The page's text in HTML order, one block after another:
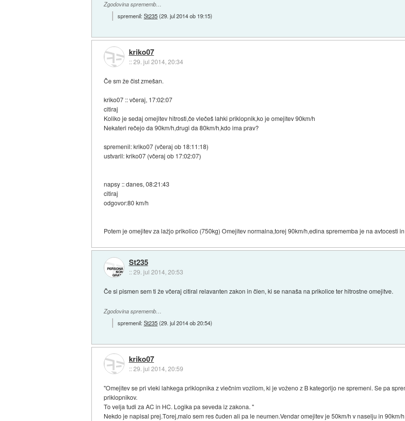
Zgodovina sprememb…
spremenil:St235(29. jul 2014 ob 19:15)
kriko07
::29. jul 2014, 20:34
Če sm že čist zmešan.
kriko07 :: včeraj, 17:02:07
citiraj
Koliko je sedaj omejitev hitrosti,če vlečeš lahki priklopnik,ko je omejitev 90km/h
Nekateri rečejo da 90km/h,drugi da 80km/h,kdo ima prav?
spremenil: kriko07 (včeraj ob 18:11:18)
ustvaril: kriko07 (včeraj ob 17:02:07)
napsy :: danes, 08:21:43
citiraj
odgovor:80 km/h
Potem je omejitev za lažjo prikolico (750kg) Omejitev normalna,torej 90km/h,edina sprememba je na avtocesti
St235
::29. jul 2014, 20:53
Če si pismen sem ti že včeraj citiral relavanten zakon in člen, ki se nanaša na prikolice ter hitrostne omejitve.
Zgodovina sprememb…
spremenil:St235(29. jul 2014 ob 20:54)
kriko07
::29. jul 2014, 20:59
"Omejitev se pri vleki lahkega priklopnika z vlečnim vozilom, ki je voženo z B kategorijo ne spremeni. Se pa
priklopnikov.
To velja tudi za AC in HC. Logika pa seveda iz zakona. "
Nekdo je napisal prej.Torej,malo sem res čuden ali pa le neumen.Vendar omejitev je 50km/h v naselju in 90km/